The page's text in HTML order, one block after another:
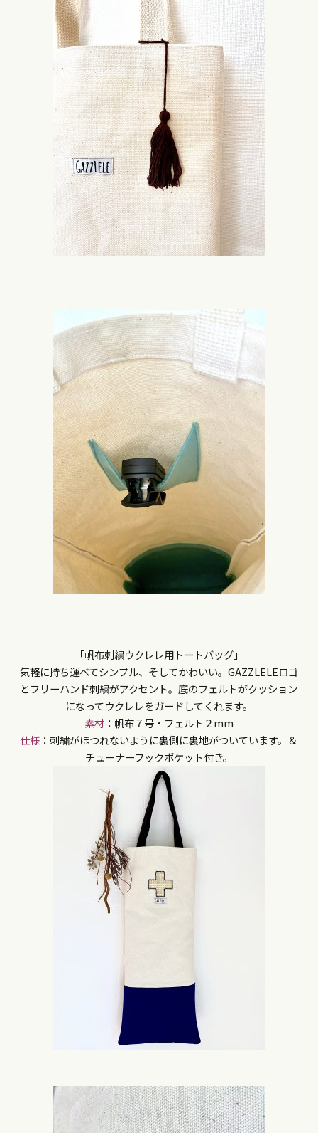
「帆布刺繍ウクレレ用トートバッグ」
気軽に持ち運べてシンプル、そしてかわいい。GAZZLELEロゴ
とフリーハンド刺繍がアクセント。底のフェルトがクッション
になってウクレレをガードしてくれます。
素材：帆布７号・フェルト２mm
仕様 ：刺繍がほつれないように裏側に裏地がついています。＆
チューナーフックポケット付き。